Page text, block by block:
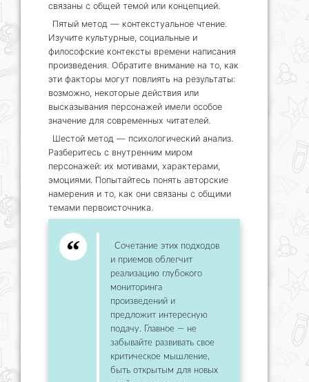
связаны с общей темой или концепцией.
Пятый метод — контекстуальное чтение.
Изучите культурные, социальные и
философские контексты времени написания
произведения. Обратите внимание на то, как
эти факторы могут повлиять на результаты:
возможно, некоторые действия или
высказывания персонажей имели особое
значение для современных читателей.
Шестой метод — психологический анализ.
Разберитесь с внутренним миром
персонажей: их мотивами, характерами,
эмоциями. Попытайтесь понять авторские
намерения и то, как они связаны с общими
темами первоисточника.
Сочетание этих подходов
и приемов облегчит
реализацию глубокого
мониторинга
произведений и
предложит интересную
подачу. Главное — не
забывайте развивать свое
критическое мышление,
быть открытым для новых